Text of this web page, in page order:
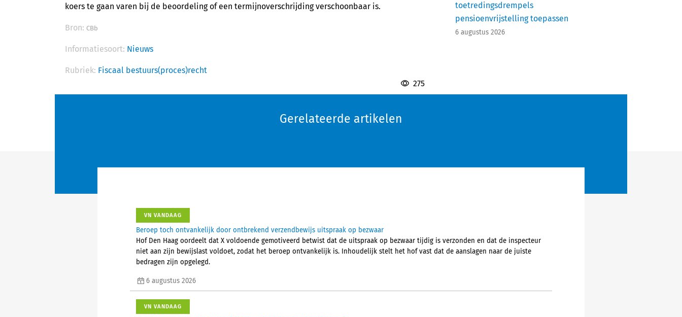
koers te gaan varen bij de beoordeling of een termijnoverschrijding verschoonbaar is.
Bron: CBb
Informatiesoort: Nieuws
Rubriek: Fiscaal bestuurs(proces)recht
275
toetredingsdrempels
pensioenvrijstelling toepassen
6 augustus 2026
Gerelateerde artikelen
VN VANDAAG
Beroep toch ontvankelijk door ontbrekend verzendbewijs uitspraak op bezwaar
Hof Den Haag oordeelt dat X voldoende gemotiveerd betwist dat de uitspraak op bezwaar tijdig is verzonden en dat de inspecteur
niet aan zijn bewijslast voldoet, zodat het beroep ontvankelijk is. Inhoudelijk stelt het hof vast dat de aanslagen naar de juiste
bedragen zijn opgelegd.
6 augustus 2026
VN VANDAAG